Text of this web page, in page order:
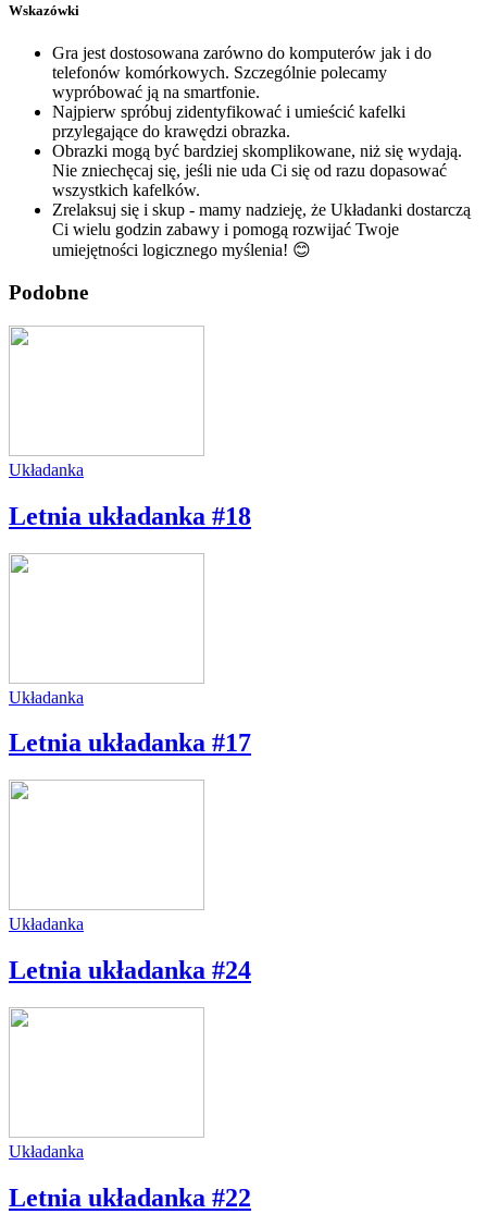
Wskazówki
Gra jest dostosowana zarówno do komputerów jak i do
telefonów komórkowych. Szczególnie polecamy
wypróbować ją na smartfonie.
Najpierw spróbuj zidentyfikować i umieścić kafelki
przylegające do krawędzi obrazka.
Obrazki mogą być bardziej skomplikowane, niż się wydają.
Nie zniechęcaj się, jeśli nie uda Ci się od razu dopasować
wszystkich kafelków.
Zrelaksuj się i skup - mamy nadzieję, że Układanki dostarczą
Ci wielu godzin zabawy i pomogą rozwijać Twoje
umiejętności logicznego myślenia! 😊
Podobne
Układanka
Letnia układanka #18
Układanka
Letnia układanka #17
Układanka
Letnia układanka #24
Układanka
Letnia układanka #22